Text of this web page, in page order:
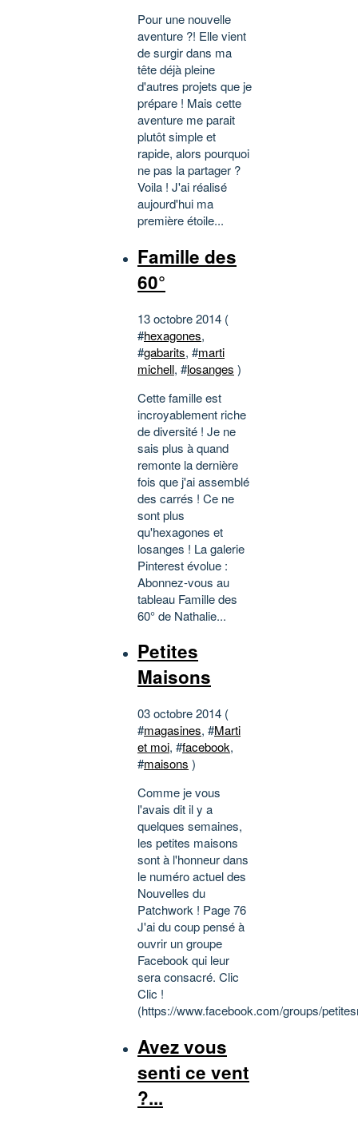
Pour une nouvelle
aventure ?! Elle vient
de surgir dans ma
tête déjà pleine
d'autres projets que je
prépare ! Mais cette
aventure me parait
plutôt simple et
rapide, alors pourquoi
ne pas la partager ?
Voila ! J'ai réalisé
aujourd'hui ma
première étoile...
Famille des
60°
13 octobre 2014 (
#hexagones,
#gabarits, #marti
michell, #losanges )
Cette famille est
incroyablement riche
de diversité ! Je ne
sais plus à quand
remonte la dernière
fois que j'ai assemblé
des carrés ! Ce ne
sont plus
qu'hexagones et
losanges ! La galerie
Pinterest évolue :
Abonnez-vous au
tableau Famille des
60° de Nathalie...
Petites
Maisons
03 octobre 2014 (
#magasines, #Marti
et moi, #facebook,
#maisons )
Comme je vous
l'avais dit il y a
quelques semaines,
les petites maisons
sont à l'honneur dans
le numéro actuel des
Nouvelles du
Patchwork ! Page 76
J'ai du coup pensé à
ouvrir un groupe
Facebook qui leur
sera consacré. Clic
Clic !
(https://www.facebook.com/groups/
Avez vous
senti ce vent
?...